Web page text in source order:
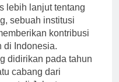
lebih lanjut tentang
sebuah institusi
kontribusi
di Indonesia.
didirikan pada tahun
cabang dari